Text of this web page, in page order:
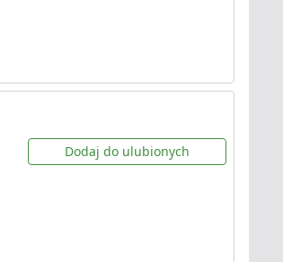
Dodaj do ulubionych